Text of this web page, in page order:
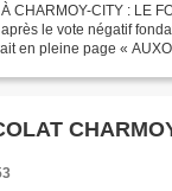
CHARMOY-CITY : LE
le vote négatif
en pleine page «